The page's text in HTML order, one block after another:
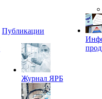
Публикации
Журнал ЯРБ